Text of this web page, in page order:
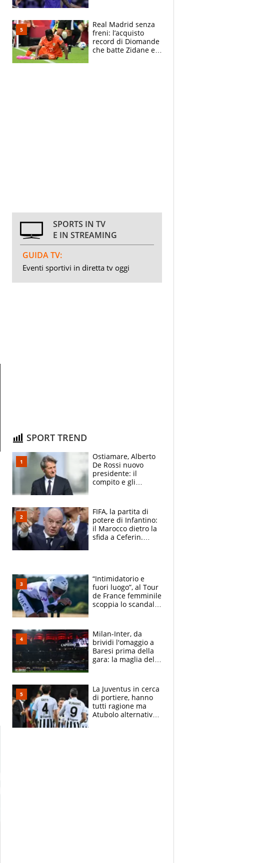
Real Madrid senza
freni: l’acquisto
record di Diomande
che batte Zidane e
SPORTS IN TV
E IN STREAMING
GUIDA TV:
Eventi sportivi in diretta tv oggi
SPORT TREND
Ostiamare, Alberto
De Rossi nuovo
presidente: il
compito e gli
FIFA, la partita di
potere di Infantino:
il Marocco dietro la
sfida a Ceferin.
“Intimidatorio e
fuori luogo”, al Tour
de France femminile
scoppia lo scandalo:
atlete
Milan-Inter, da
brividi l'omaggio a
Baresi prima della
gara: la maglia del
La Juventus in cerca
di portiere, hanno
tutti ragione ma
Atubolo alternativa